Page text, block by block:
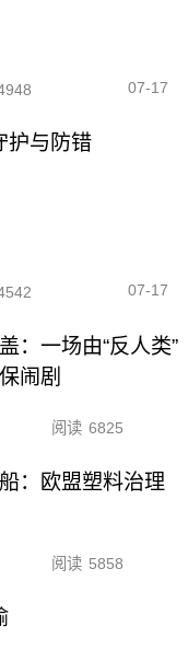
07-17
护与防错
07-17
：一场由“反人类”
闹剧
阅读 6825
：欧盟塑料治理
阅读 5858